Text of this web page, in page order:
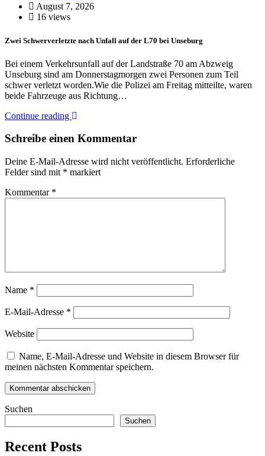
August 7, 2026
16 views
Zwei Schwerverletzte nach Unfall auf der L70 bei Unseburg
Bei einem Verkehrsunfall auf der Landstraße 70 am Abzweig
Unseburg sind am Donnerstagmorgen zwei Personen zum Teil
schwer verletzt worden.Wie die Polizei am Freitag mitteilte, waren
beide Fahrzeuge aus Richtung…
Continue reading
Schreibe einen Kommentar
Deine E-Mail-Adresse wird nicht veröffentlicht. Erforderliche
Felder sind mit * markiert
Kommentar *
Name *
E-Mail-Adresse *
Website
Name, E-Mail-Adresse und Website in diesem Browser für
meinen nächsten Kommentar speichern.
Suchen
Suchen
Recent Posts